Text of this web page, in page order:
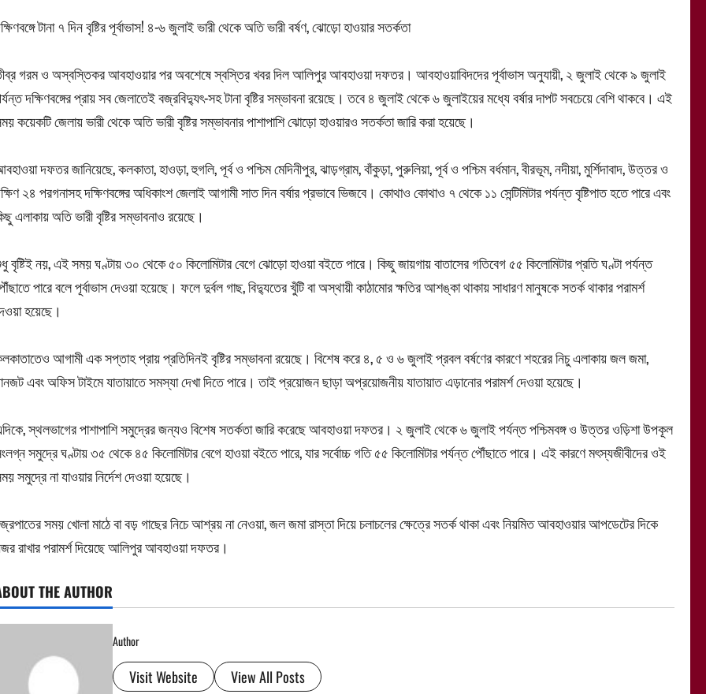
টানা ৭ দিন বৃষ্টির পূর্বাভাস! ৪-৬ জুলাই ভারী থেকে অতি ভারী বর্ষণ, ঝোড়ো হাওয়ার সতর্কতা
গরম ও অস্বস্তিকর আবহাওয়ার পর অবশেষে স্বস্তির খবর দিল আলিপুর আবহাওয়া দফতর। আবহাওয়াবিদদের পূর্বাভাস অনুযায়ী, ২ জুলাই থেকে ৯ জুলাই
দক্ষিণবঙ্গের প্রায় সব জেলাতেই বজ্রবিদ্যুৎ-সহ টানা বৃষ্টির সম্ভাবনা রয়েছে। তবে ৪ জুলাই থেকে ৬ জুলাইয়ের মধ্যে বর্ষার দাপট সবচেয়ে বেশি থাকবে। এই
কয়েকটি জেলায় ভারী থেকে অতি ভারী বৃষ্টির সম্ভাবনার পাশাপাশি ঝোড়ো হাওয়ারও সতর্কতা জারি করা হয়েছে।
দফতর জানিয়েছে, কলকাতা, হাওড়া, হুগলি, পূর্ব ও পশ্চিম মেদিনীপুর, ঝাড়গ্রাম, বাঁকুড়া, পুরুলিয়া, পূর্ব ও পশ্চিম বর্ধমান, বীরভূম, নদীয়া, মুর্শিদাবাদ, উত্তর ও
২৪ পরগনাসহ দক্ষিণবঙ্গের অধিকাংশ জেলাই আগামী সাত দিন বর্ষার প্রভাবে ভিজবে। কোথাও কোথাও ৭ থেকে ১১ সেন্টিমিটার পর্যন্ত বৃষ্টিপাত হতে পারে এবং
এলাকায় অতি ভারী বৃষ্টির সম্ভাবনাও রয়েছে।
বৃষ্টিই নয়, এই সময় ঘণ্টায় ৩০ থেকে ৫০ কিলোমিটার বেগে ঝোড়ো হাওয়া বইতে পারে। কিছু জায়গায় বাতাসের গতিবেগ ৫৫ কিলোমিটার প্রতি ঘণ্টা পর্যন্ত
পারে বলে পূর্বাভাস দেওয়া হয়েছে। ফলে দুর্বল গাছ, বিদ্যুতের খুঁটি বা অস্থায়ী কাঠামোর ক্ষতির আশঙ্কা থাকায় সাধারণ মানুষকে সতর্ক থাকার পরামর্শ
হয়েছে।
আগামী এক সপ্তাহ প্রায় প্রতিদিনই বৃষ্টির সম্ভাবনা রয়েছে। বিশেষ করে ৪, ৫ ও ৬ জুলাই প্রবল বর্ষণের কারণে শহরের নিচু এলাকায় জল জমা,
এবং অফিস টাইমে যাতায়াতে সমস্যা দেখা দিতে পারে। তাই প্রয়োজন ছাড়া অপ্রয়োজনীয় যাতায়াত এড়ানোর পরামর্শ দেওয়া হয়েছে।
স্থলভাগের পাশাপাশি সমুদ্রের জন্যও বিশেষ সতর্কতা জারি করেছে আবহাওয়া দফতর। ২ জুলাই থেকে ৬ জুলাই পর্যন্ত পশ্চিমবঙ্গ ও উত্তর ওড়িশা উপকূল
সমুদ্রে ঘণ্টায় ৩৫ থেকে ৪৫ কিলোমিটার বেগে হাওয়া বইতে পারে, যার সর্বোচ্চ গতি ৫৫ কিলোমিটার পর্যন্ত পৌঁছাতে পারে। এই কারণে মৎস্যজীবীদের ওই
সমুদ্রে না যাওয়ার নির্দেশ দেওয়া হয়েছে।
সময় খোলা মাঠে বা বড় গাছের নিচে আশ্রয় না নেওয়া, জল জমা রাস্তা দিয়ে চলাচলের ক্ষেত্রে সতর্ক থাকা এবং নিয়মিত আবহাওয়ার আপডেটের দিকে
রাখার পরামর্শ দিয়েছে আলিপুর আবহাওয়া দফতর।
THE AUTHOR
Author
Visit Website View All Posts